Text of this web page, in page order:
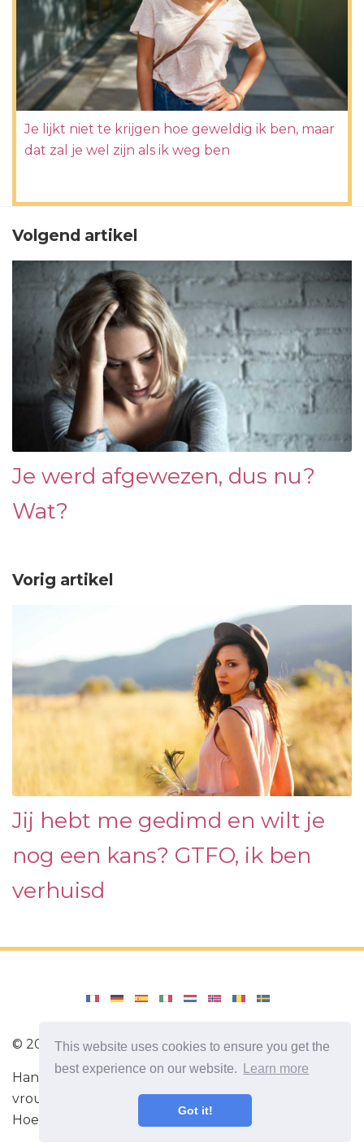
This website uses cookies to ensure you get the
best experience on our website.
Learn more
Got it!
Je lijkt niet te krijgen hoe geweldig ik ben, maar
dat zal je wel zijn als ik weg ben
Volgend artikel
Je werd afgewezen, dus nu?
Wat?
Vorig artikel
Jij hebt me gedimd en wilt je
nog een kans? GTFO, ik ben
verhuisd
© 2026SelahCounselingStl
Handige tips om de relatie tussen een man en een
vrouw te verbeteren. Nuttige informatie over liefde.
Hoe te flirten. Hoe je je vrouw of je man begrijpt.